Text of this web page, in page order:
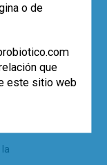
el
o de
que
este sitio web